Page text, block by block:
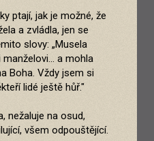
ptají, jak je možné, že
a zvládla, jen se
slovy: „Musela
a mohla
Boha. Vždy jsem si
lidé ještě hůř."
nežaluje na osud,
všem odpouštějící.